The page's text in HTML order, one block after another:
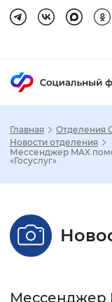
Главная Отделения
Новости отделения
Мессенджер MAX
«Госуслуг»
Мессенджер